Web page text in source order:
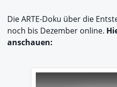
Die ARTE-Doku über die
noch bis Dezember online.
anschauen: